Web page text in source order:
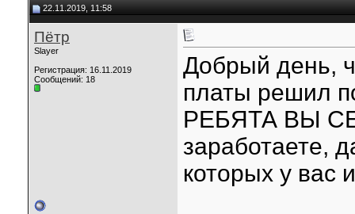
22.11.2019, 11:58
Пётр
Slayer
Регистрация: 16.11.2019
Сообщений: 18
Добрый день,
платы решил
РЕБЯТА ВЫ
заработаете,
которых у вас